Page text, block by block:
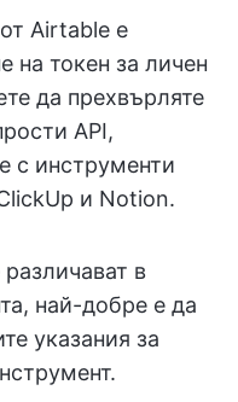
Airtable е
на токен за личен
да прехвърляте
API,
с инструменти
и Notion.
в
най-добре е да
указания за